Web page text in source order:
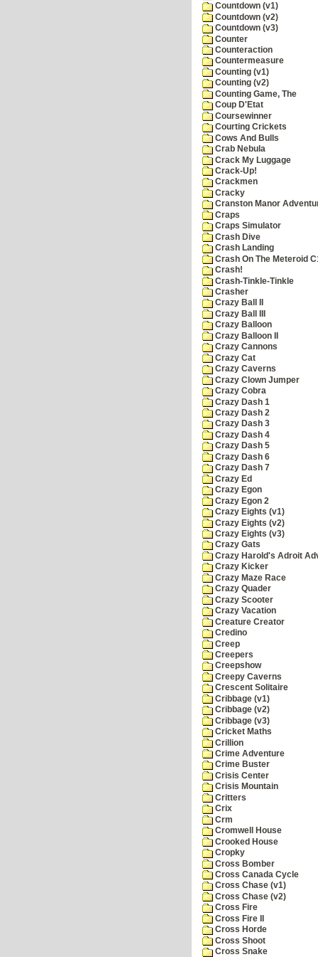
Countdown (v1)
Countdown (v2)
Countdown (v3)
Counter
Counteraction
Countermeasure
Counting (v1)
Counting (v2)
Counting Game, The
Coup D'Etat
Coursewinner
Courting Crickets
Cows And Bulls
Crab Nebula
Crack My Luggage
Crack-Up!
Crackmen
Cracky
Cranston Manor
Craps
Craps Simulator
Crash Dive
Crash Landing
Crash On The Meteroid
Crash!
Crash-Tinkle-Tinkle
Crasher
Crazy Ball II
Crazy Ball III
Crazy Balloon
Crazy Balloon II
Crazy Cannons
Crazy Cat
Crazy Caverns
Crazy Clown Jumper
Crazy Cobra
Crazy Dash 1
Crazy Dash 2
Crazy Dash 3
Crazy Dash 4
Crazy Dash 5
Crazy Dash 6
Crazy Dash 7
Crazy Ed
Crazy Egon
Crazy Egon 2
Crazy Eights (v1)
Crazy Eights (v2)
Crazy Eights (v3)
Crazy Gats
Crazy Harold's Adroit
Crazy Kicker
Crazy Maze Race
Crazy Quader
Crazy Scooter
Crazy Vacation
Creature Creator
Credino
Creep
Creepers
Creepshow
Creepy Caverns
Crescent Solitaire
Cribbage (v1)
Cribbage (v2)
Cribbage (v3)
Cricket Maths
Crillion
Crime Adventure
Crime Buster
Crisis Center
Crisis Mountain
Critters
Crix
Crm
Cromwell House
Crooked House
Cropky
Cross Bomber
Cross Canada Cycle
Cross Chase (v1)
Cross Chase (v2)
Cross Fire
Cross Fire II
Cross Horde
Cross Shoot
Cross Snake